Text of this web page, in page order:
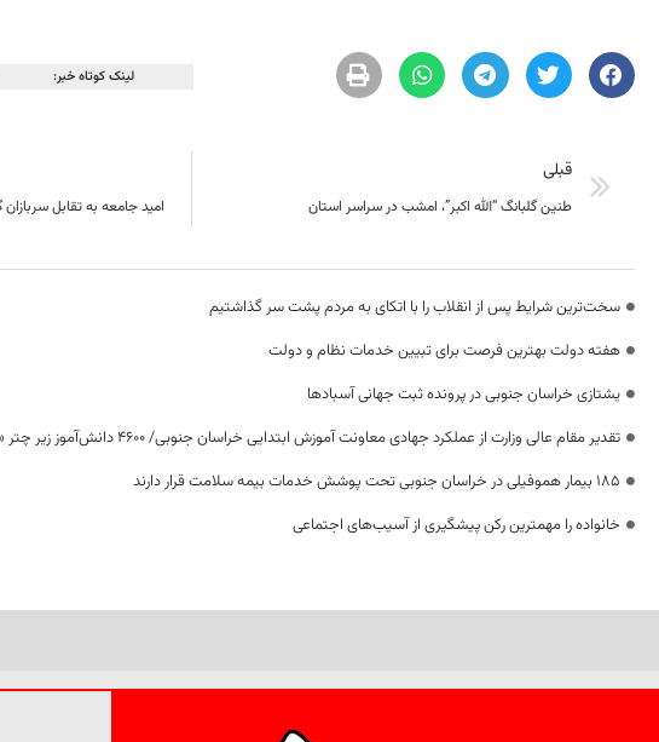
لینک کوتاه خبر:
قبلی
طنین گلبانگ “الله اکبر”، امشب در سراسر استان امید جامعه به تقابل
سخت‌ترین شرایط پس از انقلاب را با اتکای به مردم پشت سر گذاشتیم
هفته دولت بهترین فرصت برای تبیین خدمات نظام و دولت
یشتازی خراسان جنوبی در پرونده ثبت جهانی آسبادها
تقدیر مقام عالی وزارت از عملکرد جهادی معاونت آموزش ابتدایی خراسان جنوبی/ ۴۶۰۰ دانش‌آموز زیر چتر «طرح حامی»
۱۸۵ بیمار هموفیلی در خراسان جنوبی تحت پوشش خدمات بیمه سلامت قرار دارند
خانواده را مهمترین رکن پیشگیری از آسیب‌های اجتماعی